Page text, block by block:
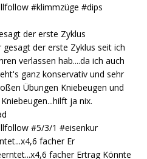
der erste Zyklus
facher Er